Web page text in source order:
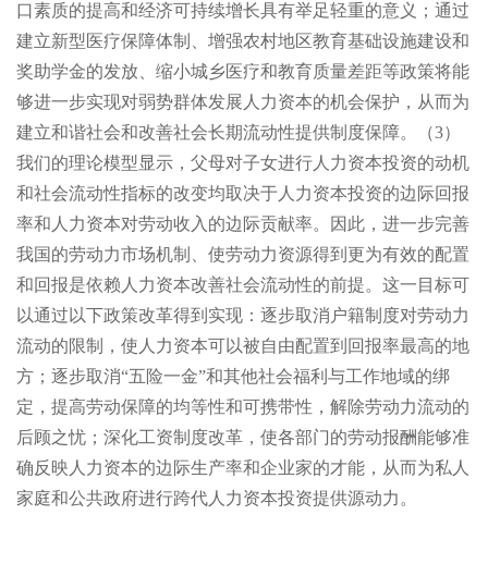
口素质的提高和经济可持续增长具有举足轻重的意义；通过
建立新型医疗保障体制、增强农村地区教育基础设施建设和
奖助学金的发放、缩小城乡医疗和教育质量差距等政策将能
够进一步实现对弱势群体发展人力资本的机会保护，从而为
建立和谐社会和改善社会长期流动性提供制度保障。（3）
我们的理论模型显示，父母对子女进行人力资本投资的动机
和社会流动性指标的改变均取决于人力资本投资的边际回报
率和人力资本对劳动收入的边际贡献率。因此，进一步完善
我国的劳动力市场机制、使劳动力资源得到更为有效的配置
和回报是依赖人力资本改善社会流动性的前提。这一目标可
以通过以下政策改革得到实现：逐步取消户籍制度对劳动力
流动的限制，使人力资本可以被自由配置到回报率最高的地
方；逐步取消“五险一金”和其他社会福利与工作地域的绑
定，提高劳动保障的均等性和可携带性，解除劳动力流动的
后顾之忧；深化工资制度改革，使各部门的劳动报酬能够准
确反映人力资本的边际生产率和企业家的才能，从而为私人
家庭和公共政府进行跨代人力资本投资提供源动力。